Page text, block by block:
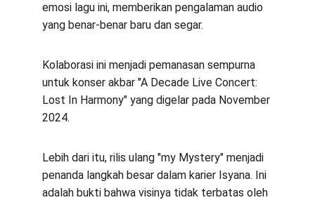
emosi lagu ini, memberikan pengalaman audio
yang benar-benar baru dan segar.
Kolaborasi ini menjadi pemanasan sempurna
untuk konser akbar "A Decade Live Concert:
Lost In Harmony" yang digelar pada November
2024.
Lebih dari itu, rilis ulang "my Mystery" menjadi
penanda langkah besar dalam karier Isyana. Ini
adalah bukti bahwa visinya tidak terbatas oleh